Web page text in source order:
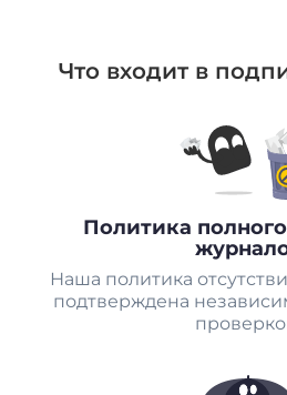
Что входит в
Политика
Наша политика
подтверждена